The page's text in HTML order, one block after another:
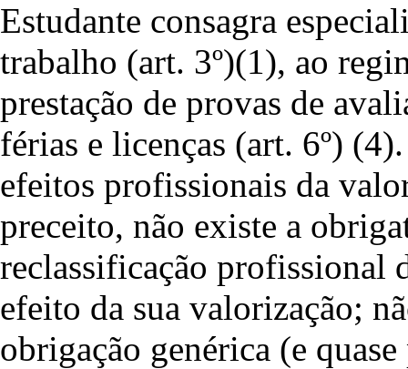
Estudante consagra
trabalho (art. 3º)(1), ao
prestação de provas de
férias e licenças (art. 6º)
efeitos profissionais da
preceito, não existe a
reclassificação profissional
efeito da sua valorização;
obrigação genérica (e